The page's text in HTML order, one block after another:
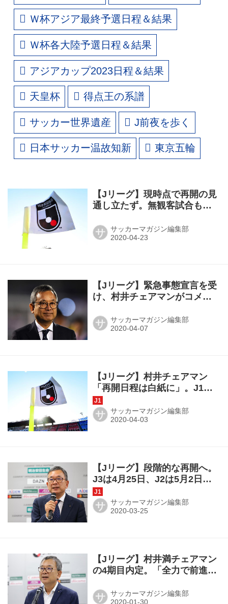
Ｗ杯アジア最終予選日程＆結果
Ｗ杯各大陸予選日程＆結果
アジアカップ2023日程＆結果
天皇杯 得点王の系譜
サッカー世界遺産 J前夜を歩く
日本サッカー温故知新 東京五輪
【Jリーグ】現時点で再開の見
通し立たず。無観客試合も視
サ サッカーマガジン編集部
【Jリーグ】緊急事態宣言を受
け、村井チェアマンがコメン
めていく所存」
サ サッカーマガジン編集部
【Jリーグ】村井チェアマン
「再開日程は白紙に」。J1は6
月にずれ込む可能性も
サ サッカーマガジン編集部
【Jリーグ】段階的な再開へ。
J3は4月25日、J2は5月2日、
J1は5月9日!
サ サッカーマガジン編集部
【Jリーグ】村井満チェアマン
の4期目内定。「全力で前進し
サ サッカーマガジン編集部